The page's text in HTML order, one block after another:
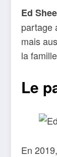
Ed
partage
mais
la
Le
En 2019,